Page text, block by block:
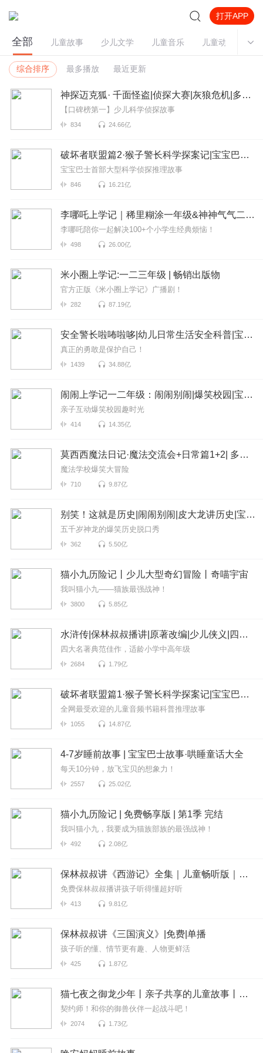
打开APP
全部 儿童故事 少儿文学 儿童音乐 儿童动画 家
综合排序 最多播放 最近更新
神探迈克狐· 千面怪盗|侦探大赛|灰狼危机|多多罗
【口碑榜第一】少儿科学侦探故事
834 24.66亿
破坏者联盟篇2·猴子警长科学探案记|宝宝巴士故事
宝宝巴士首部大型科学侦探推理故事
846 16.21亿
李哪吒上学记｜稀里糊涂一年级&神神气气二年级
李哪吒陪你一起解决100+个小学生经典烦恼！
498 26.00亿
米小圈上学记:一二三年级 | 畅销出版物
官方正版《米小圈上学记》广播剧！
282 87.19亿
安全警长啦咘啦哆|幼儿日常生活安全科普|宝宝巴士
真正的勇敢是保护自己！
1439 34.88亿
闹闹上学记一二年级：闹闹别闹|爆笑校园|宝宝巴士
亲子互动爆笑校园趣时光
414 14.35亿
莫西西魔法日记·魔法交流会+日常篇1+2| 多多罗
魔法学校爆笑大冒险
710 9.87亿
别笑！这就是历史|闹闹别闹|皮大龙讲历史|宝宝巴士
五千岁神龙的爆笑历史脱口秀
362 5.50亿
猫小九历险记丨少儿大型奇幻冒险丨奇喵宇宙
我叫猫小九——猫族最强战神！
3800 5.85亿
水浒传|保林叔叔播讲|原著改编|少儿侠义|四大名著
四大名著典范佳作，适龄小学中高年级
2684 1.79亿
破坏者联盟篇1·猴子警长科学探案记|宝宝巴士故事
全网最受欢迎的儿童音频书籍科普推理故事
1055 14.87亿
4-7岁睡前故事 | 宝宝巴士故事·哄睡童话大全
每天10分钟，放飞宝贝的想象力！
2557 25.02亿
猫小九历险记 | 免费畅享版 | 第1季 完结
我叫猫小九，我要成为猫族部族的最强战神！
492 2.08亿
保林叔叔讲《西游记》全集｜儿童畅听版｜免费
免费保林叔叔播讲孩子听得懂超好听
413 9.81亿
保林叔叔讲《三国演义》|免费|单播
孩子听的懂、情节更有趣、人物更鲜活
425 1.87亿
猫七夜之御龙少年丨亲子共享的儿童故事丨奇喵宇宙
契约师！和你的御兽伙伴一起战斗吧！
2074 1.73亿